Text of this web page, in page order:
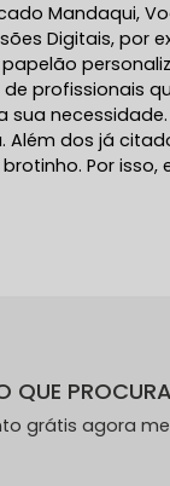
Mandaqui,
Digitais, por
profissionais
Além dos já
Por
QUE
grátis agora